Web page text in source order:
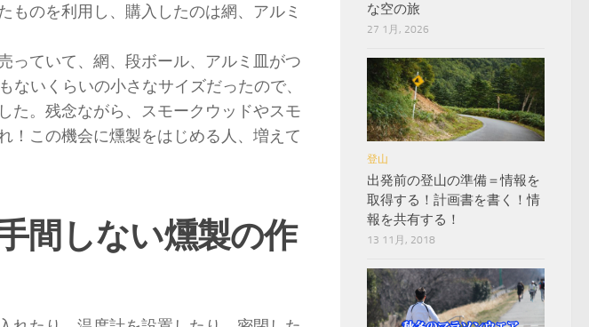
ものを利用し、購入したのは網、アルミ
っていて、網、段ボール、アルミ皿がつ
ないくらいの小さなサイズだったので、
た。残念ながら、スモークウッドやスモ
！この機会に燻製をはじめる人、増えて
間しない燻製の作
な空の旅
27 1月, 2026
登山
出発前の登山の準備＝情報を
取得する！計画書を書く！情
報を共有する！
13 11月, 2018